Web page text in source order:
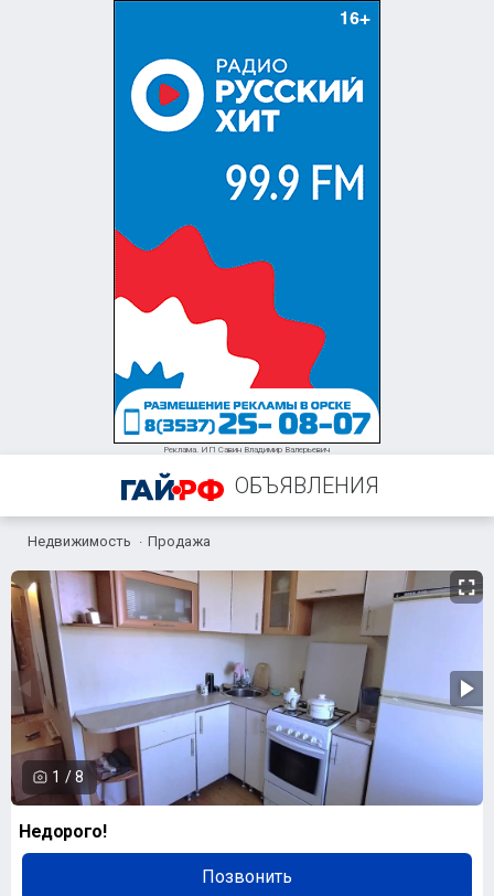
Реклама. ИП Савин Владимир Валерьевич
ОБЪЯВЛЕНИЯ
Недвижимость Продажа
1 / 8
Недорого!
Позвонить